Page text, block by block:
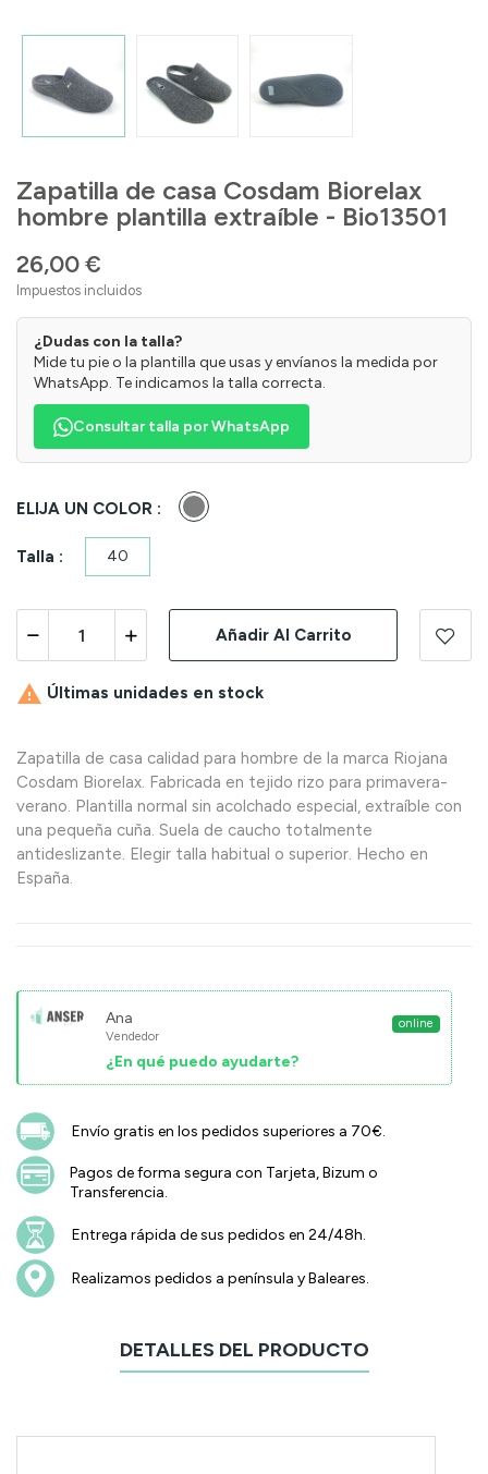
Zapatilla de casa Cosdam Biorelax
hombre plantilla extraíble - Bio13501
26,00 €
Impuestos incluidos
¿Dudas con la talla?
Mide tu pie o la plantilla que usas y envíanos la medida por
WhatsApp. Te indicamos la talla correcta.
Consultar talla por WhatsApp
ELIJA UN COLOR : Gris
Talla : 40
Añadir Al Carrito
 Últimas unidades en stock
Zapatilla de casa calidad para hombre de la marca Riojana
Cosdam Biorelax. Fabricada en tejido rizo para primavera-
verano. Plantilla normal sin acolchado especial, extraíble con
una pequeña cuña. Suela de caucho totalmente
antideslizante. Elegir talla habitual o superior. Hecho en
España.
Ana
Vendedor
¿En qué puedo ayudarte?
online
Envío gratis en los pedidos superiores a 70€.
Pagos de forma segura con Tarjeta, Bizum o
Transferencia.
Entrega rápida de sus pedidos en 24/48h.
Realizamos pedidos a península y Baleares.
DETALLES DEL PRODUCTO